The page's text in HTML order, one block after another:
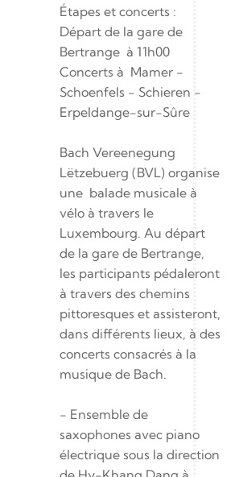
Étapes et concerts :
Départ de la gare de
Bertrange  à 11h00
Concerts à  Mamer -
Schoenfels - Schieren -
Erpeldange-sur-Sûre
Bach Vereenegung
Lëtzebuerg (BVL) organise
une  balade musicale à
vélo à travers le
Luxembourg. Au départ
de la gare de Bertrange,
les participants pédaleront
à travers des chemins
pittoresques et assisteront,
dans différents lieux, à des
concerts consacrés à la
musique de Bach.
- Ensemble de
saxophones avec piano
électrique sous la direction